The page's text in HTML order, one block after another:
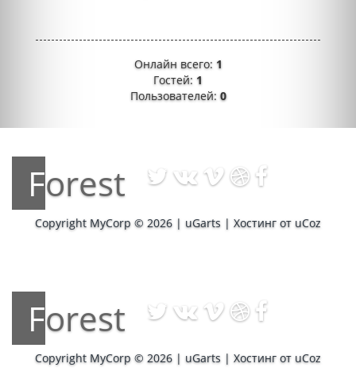
Онлайн всего: 1
Гостей: 1
Пользователей:0
Forest
Copyright MyCorp © 2026 | uGarts | Хостинг от uCoz
Forest
Copyright MyCorp © 2026 | uGarts | Хостинг от uCoz